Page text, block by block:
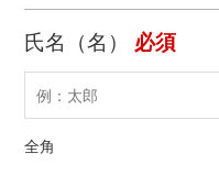
氏名（名） 必須
全角